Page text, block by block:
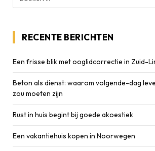
RECENTE BERICHTEN
Een frisse blik met ooglidcorrectie in Zuid-
Beton als dienst: waarom volgende-dag
zou moeten zijn
Rust in huis begint bij goede akoestiek
Een vakantiehuis kopen in Noorwegen